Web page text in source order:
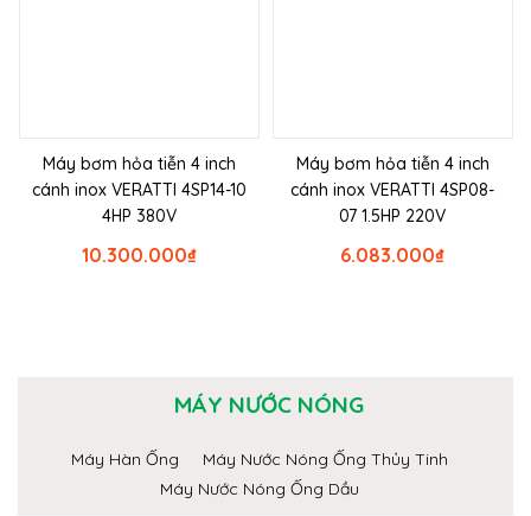
Máy bơm hỏa tiễn 4 inch
cánh inox VERATTI 4SP14-10
4HP 380V
₫
10.300.000
Máy bơm hỏa tiễn 4 inch
cánh inox VERATTI 4SP08-
07 1.5HP 220V
₫
6.083.000
MÁY NƯỚC NÓNG
Máy Hàn Ống
Máy Nước Nóng Ống Thủy Tinh
Máy Nước Nóng Ống Dầu